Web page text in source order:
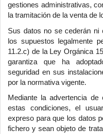
gestiones administrativas,
la tramitación de la venta de
Sus datos no se cederán ni
los supuestos legalmente
11.2.c) de la Ley Orgánica
garantiza que ha
seguridad en sus
por la normativa vigente.
Mediante la advertencia
estas condiciones, el
expreso para que los datos
fichero y sean objeto de